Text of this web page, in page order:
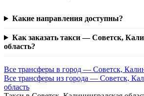
Какие направления доступны?
Как заказать такси — Советск,
область?
Все трансферы в город — Советск,
Все трансферы из города — Советск,
область